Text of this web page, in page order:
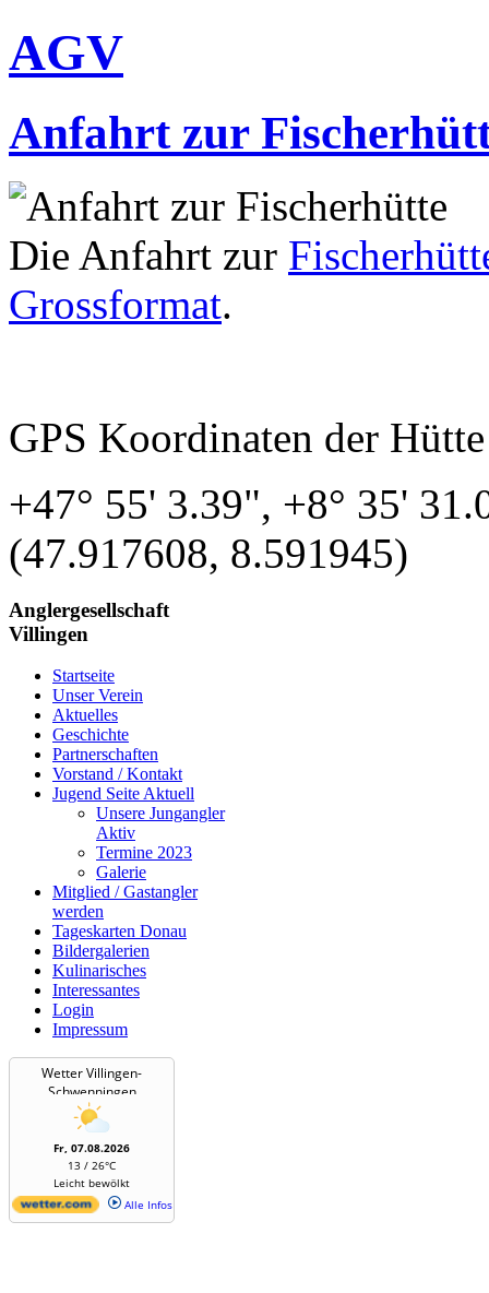
AGV
Anfahrt zur
Die Anfahrt zur
Grossformat.
GPS Koordinaten der Hütte
+47° 55' 3.39", +8° 35'
(47.917608, 8.591945)
Anglergesellschaft
Villingen
Startseite
Unser Verein
Aktuelles
Geschichte
Partnerschaften
Vorstand / Kontakt
Jugend Seite Aktuell
Unsere Jungangler
Aktiv
Termine 2023
Galerie
Mitglied / Gastangler
werden
Tageskarten Donau
Bildergalerien
Kulinarisches
Interessantes
Login
Impressum
Wetter Villingen-
Schwenningen
Fr, 07.08.2026
13 / 26°C
Leicht bewölkt
Alle Infos